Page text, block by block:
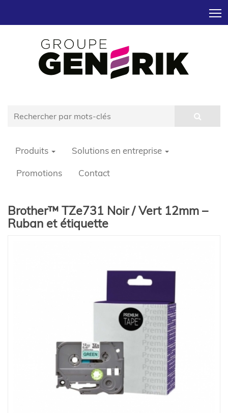
Produits Solutions en entreprise
Promotions Contact
Brother™ TZe731 Noir / Vert 12mm –
Ruban et étiquette